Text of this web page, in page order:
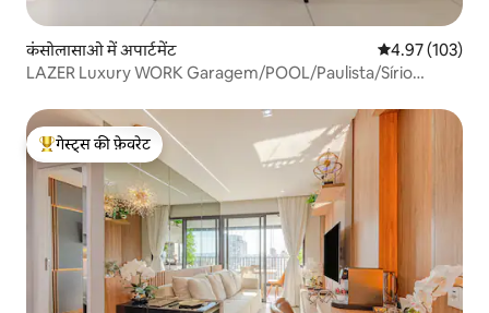
कंसोलासाओ में अपार्टमेंट औसत रेटिंग 5 में से
4.97 (103)
LAZER Luxury WORK Garagem/POOL/Paulista/Sírio
गेस्ट्स का टॉप फ़ेवरेट
गेस्ट्स की फ़ेवरेट